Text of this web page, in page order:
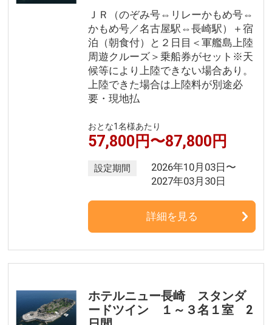
ＪＲ（のぞみ号⇔リレーかもめ号⇔
かもめ号／名古屋駅⇔長崎駅）＋宿
泊（朝食付）と２日目＜軍艦島上陸
周遊クルーズ＞乗船券がセット※天
候等により上陸できない場合あり。
上陸できた場合は上陸料が別途必
要・現地払
おとな1名様あたり
57,800円〜87,800円
設定期間
2026年10月03日〜
2027年03月30日
詳細を見る
ホテルニュー長崎 スタンダ
ードツイン １～３名１室 2